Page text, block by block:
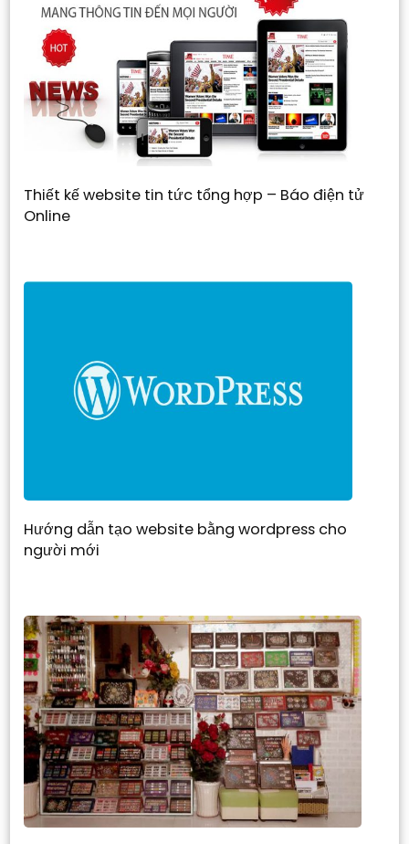
Thiết kế website tin tức tổng hợp – Báo điện tử
Online
Hướng dẫn tạo website bằng wordpress cho
người mới